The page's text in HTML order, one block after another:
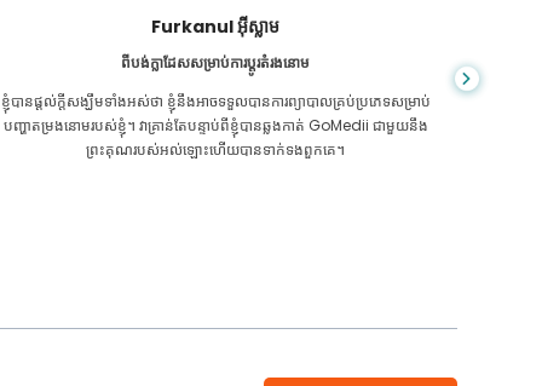
ជា សារ៉ាត់
ពីប្រទេសកម្ពុជាសម្រាប់ CKD
CKD គឺ​ជា​ស្ថានភាព​ពេញ​មួយ​ជីវិត​ដែល​កាន់តែ​អាក្រក់​ទៅៗ។ ខ្ញុំបានរងទុក្ខវាយូ
រហើយ ទីបំផុត GoMedii និងដៃគូរបស់គេម្នាក់នៅកម្ពុជា បានជួយខ្ញុំឱ្យដឹងថា វា
ដល់ពេលថែរក្សាសុខភាពរបស់ខ្ញុំហើយ។